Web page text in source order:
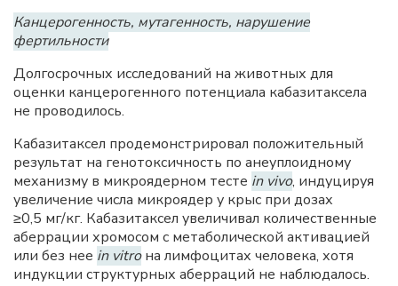
Канцерогенность, мутагенность, нарушение
фертильности
Долгосрочных исследований на животных для
оценки канцерогенного потенциала кабазитаксела
не проводилось.
Кабазитаксел продемонстрировал положительный
результат на генотоксичность по анеуплоидному
механизму в микроядерном тесте in vivo, индуцируя
увеличение числа микроядер у крыс при дозах
≥0,5 мг/кг. Кабазитаксел увеличивал количественные
аберрации хромосом с метаболической активацией
или без нее in vitroна лимфоцитах человека, хотя
индукции структурных аберраций не наблюдалось.